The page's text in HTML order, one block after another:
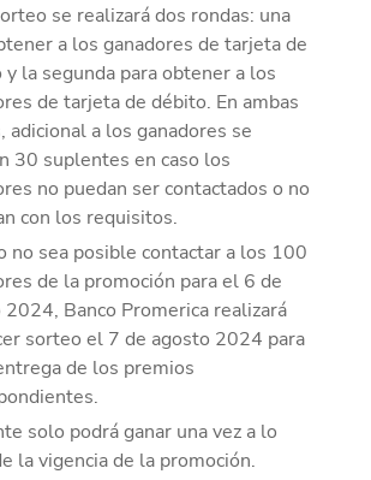
se realizará dos rondas: una
a los ganadores de tarjeta de
la segunda para obtener a los
de tarjeta de débito. En ambas
adicional a los ganadores se
30 suplentes en caso los
no puedan ser contactados o no
con los requisitos.
no sea posible contactar a los 100
de la promoción para el 6 de
2024, Banco Promerica realizará
sorteo el 7 de agosto 2024 para
de los premios
solo podrá ganar una vez a lo
la vigencia de la promoción.